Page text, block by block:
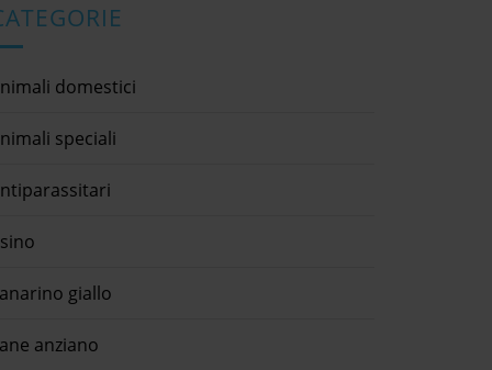
domestici
speciali
giallo
anziano